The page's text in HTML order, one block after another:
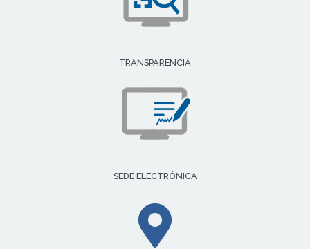
TRANSPARENCIA
SEDE ELECTRÓNICA